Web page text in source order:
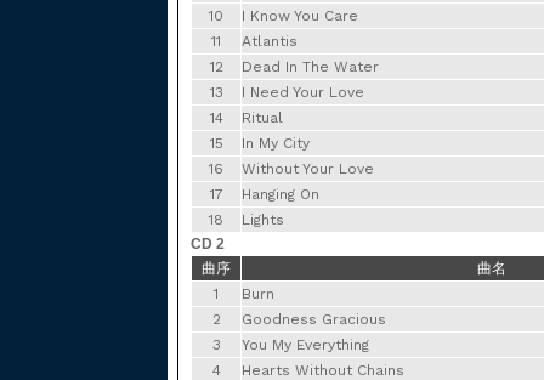
10
I Know You Care
11
Atlantis
12
Dead In The Water
13
I Need Your Love
14
Ritual
15
In My City
16
Without Your Love
17
Hanging On
18
Lights
CD 2
曲序
曲名
1
Burn
2
Goodness Gracious
3
You My Everything
4
Hearts Without Chains